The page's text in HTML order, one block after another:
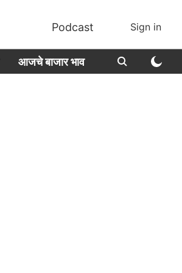
Podcast Sign in
आजचे बाजार भाव